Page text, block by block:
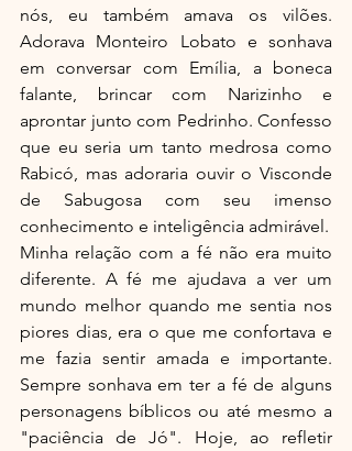
nós, eu também amava os vilões.
Adorava Monteiro Lobato e sonhava
em conversar com Emília, a boneca
falante, brincar com Narizinho e
aprontar junto com Pedrinho. Confesso
que eu seria um tanto medrosa como
Rabicó, mas adoraria ouvir o Visconde
de Sabugosa com seu imenso
conhecimento e inteligência admirável.
Minha relação com a fé não era muito
diferente. A fé me ajudava a ver um
mundo melhor quando me sentia nos
piores dias, era o que me confortava e
me fazia sentir amada e importante.
Sempre sonhava em ter a fé de alguns
personagens bíblicos ou até mesmo a
"paciência de Jó". Hoje, ao refletir